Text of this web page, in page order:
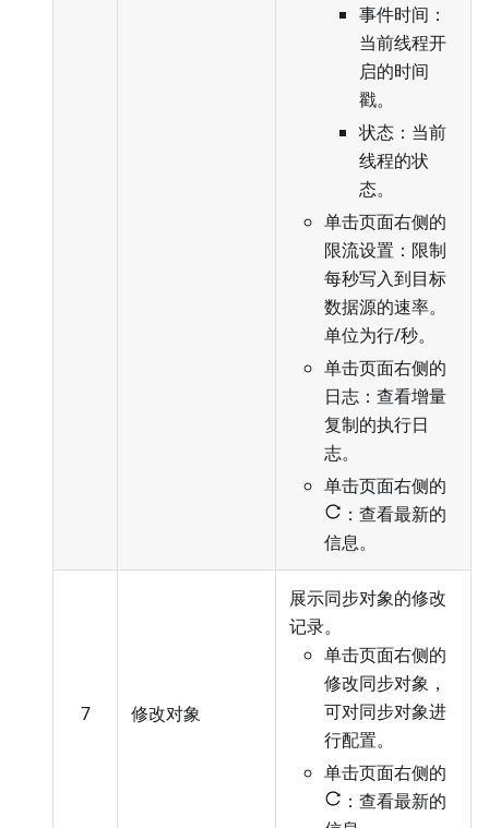
事件时间：
当前线程开
启的时间
戳。
状态：当前
线程的状
态。
单击页面右侧的
限流设置：限制
每秒写入到目标
数据源的速率。
单位为行/秒。
单击页面右侧的
日志：查看增量
复制的执行日
志。
单击页面右侧的
：查看最新的
信息。
7 修改对象
展示同步对象的修改
记录。
单击页面右侧的
修改同步对象，
可对同步对象进
行配置。
单击页面右侧的
：查看最新的